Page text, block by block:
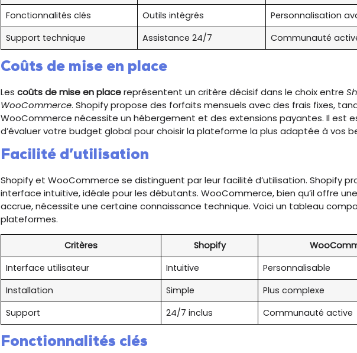
Fonctionnalités clés
Outils intégrés
Personnalisation
Support technique
Assistance 24/7 Communauté
Coûts de mise en place
Lescoûts de mise en placereprésentent un critère décisif dans le choix entre
WooCommerce. Shopify propose des forfaits mensuels avec des frais fixes,
WooCommerce nécessite un hébergement et des extensions payantes. Il est
d’évaluer votre budget global pour choisir la plateforme la plus adaptée à vos
Facilité d’utilisation
Shopify et WooCommerce se distinguent par leur facilité d’utilisation. Shopify
interface intuitive, idéale pour les débutants. WooCommerce, bien qu’il offre
accrue, nécessite une certaine connaissance technique. Voici un tableau
plateformes.
Critères Shopify
Interface utilisateur
Intuitive
Personnalisable
Installation
Simple
Plus complexe
Support
24/7 inclus Communauté active
Fonctionnalités clés